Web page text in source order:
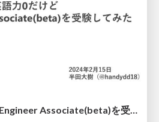
英語力0だけどData Engineer Associate(beta)を受験してみた